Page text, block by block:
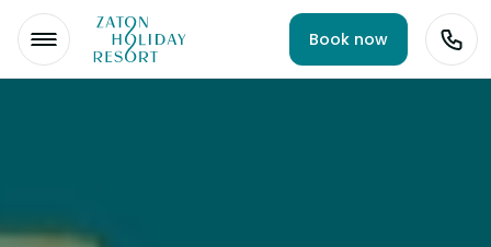
Book now